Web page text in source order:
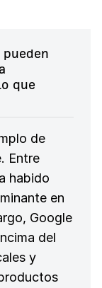
que
de
Entre
habido
en
Google
del
y